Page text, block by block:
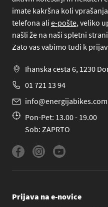
imate kakršna koli
telefona ali e-pošte, veliko
našli že na naši spletni
Zato vas vabimo tudi k
Ihanska cesta 6, 1230
01 721 13 94
info@energijabikes.com
Pon-Pet: 13.00 - 19.00
Sob: ZAPRTO
Prijava na e-novice